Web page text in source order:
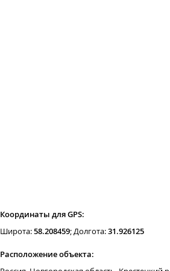
Координаты для GPS:
Широта:58.208459; Долгота:31.926125
Расположение объекта: